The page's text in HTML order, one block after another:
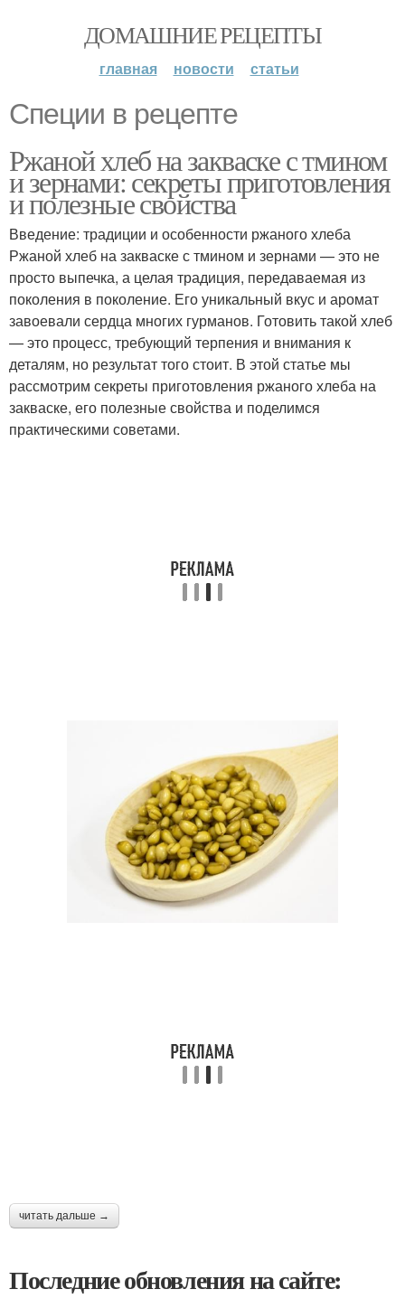
ДОМАШНИЕ РЕЦЕПТЫ
главная новости статьи
Специи в рецепте
Ржаной хлеб на закваске с тмином
и зернами: секреты приготовления
и полезные свойства
Введение: традиции и особенности ржаного хлеба
Ржаной хлеб на закваске с тмином и зернами — это не
просто выпечка, а целая традиция, передаваемая из
поколения в поколение. Его уникальный вкус и аромат
завоевали сердца многих гурманов. Готовить такой хлеб
— это процесс, требующий терпения и внимания к
деталям, но результат того стоит. В этой статье мы
рассмотрим секреты приготовления ржаного хлеба на
закваске, его полезные свойства и поделимся
практическими советами.
читать дальше →
Последние обновления на сайте: